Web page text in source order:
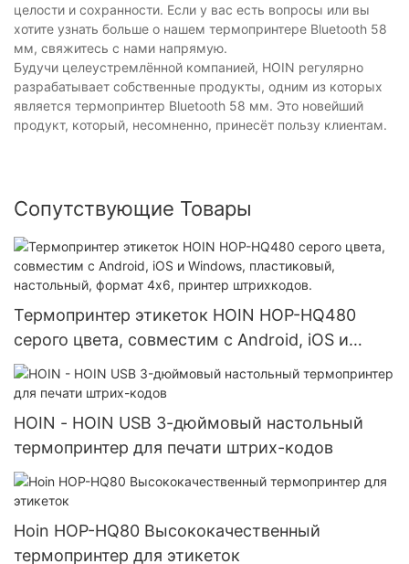
целости и сохранности. Если у вас есть вопросы или вы
хотите узнать больше о нашем термопринтере Bluetooth 58
мм, свяжитесь с нами напрямую.
Будучи целеустремлённой компанией, HOIN регулярно
разрабатывает собственные продукты, одним из которых
является термопринтер Bluetooth 58 мм. Это новейший
продукт, который, несомненно, принесёт пользу клиентам.
Сопутствующие Товары
Термопринтер этикеток HOIN HOP-HQ480
серого цвета, совместим с Android, iOS и
Windows, пластиковый, настольный, формат
4x6, принтер штрихкодов.
HOIN - HOIN USB 3-дюймовый настольный
термопринтер для печати штрих-кодов
Hoin HOP-HQ80 Высококачественный
термопринтер для этикеток